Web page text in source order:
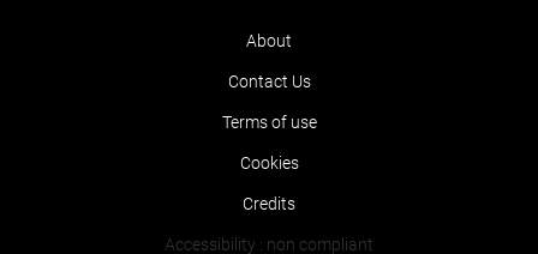
About
Contact Us
Terms of use
Cookies
Credits
Accessibility : non compliant